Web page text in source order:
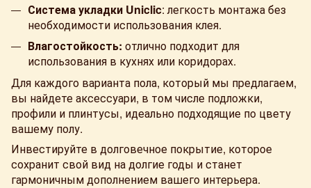
Система укладки Uniclic: легкость монтажа без
необходимости использования клея.
Влагостойкость: отлично подходит для
использования в кухнях или коридорах.
Для каждого варианта пола, который мы предлагаем,
вы найдете аксессуари, в том числе подложки,
профили и плинтусы, идеально подходящие по цвету
вашему полу.
Инвестируйте в долговечное покрытие, которое
сохранит свой вид на долгие годы и станет
гармоничным дополнением вашего интерьера.